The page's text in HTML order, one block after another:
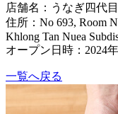
店舗名：うなぎ四代
住所：No 693, Room
Khlong Tan Nuea
オープン日時：2024
一覧へ戻る